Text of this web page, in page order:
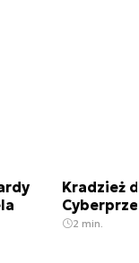
Kradzież
2 min.